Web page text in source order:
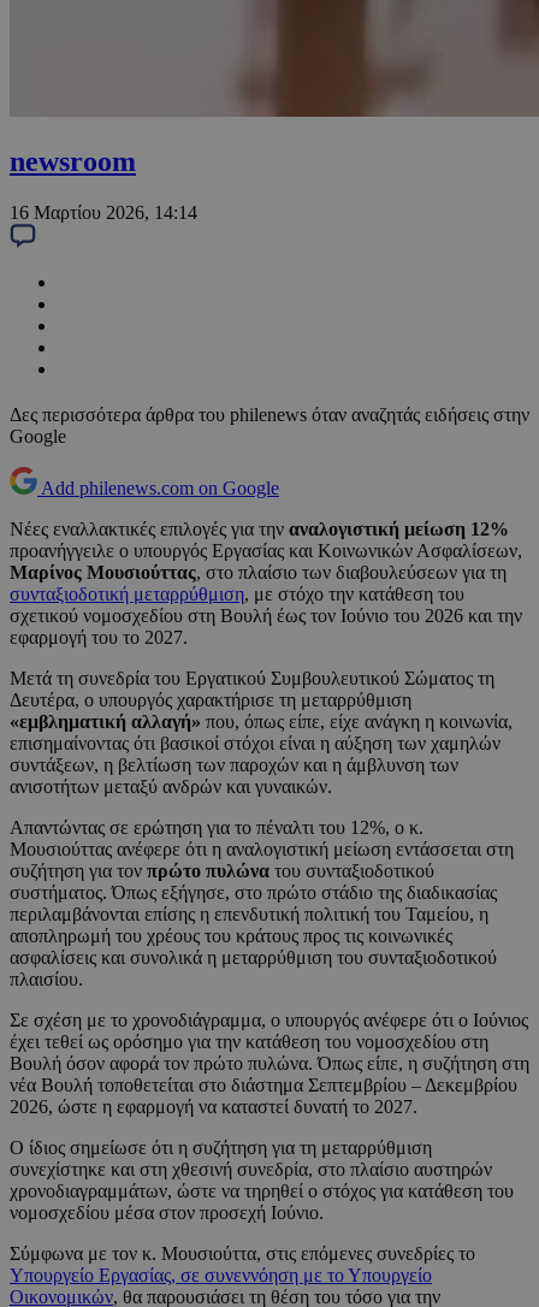
newsroom
16 Μαρτίου 2026, 14:14
Δες περισσότερα άρθρα του philenews όταν αναζητάς ειδήσεις στην
Google
Add philenews.com on Google
Νέες εναλλακτικές επιλογές για την αναλογιστική μείωση 12%
προανήγγειλε ο υπουργός Εργασίας και Κοινωνικών Ασφαλίσεων,
Μαρίνος Μουσιούττας, στο πλαίσιο των διαβουλεύσεων για τη
συνταξιοδοτική μεταρρύθμιση, με στόχο την κατάθεση του
σχετικού νομοσχεδίου στη Βουλή έως τον Ιούνιο του 2026 και την
εφαρμογή του το 2027.
Μετά τη συνεδρία του Εργατικού Συμβουλευτικού Σώματος τη
Δευτέρα, ο υπουργός χαρακτήρισε τη μεταρρύθμιση
«εμβληματική αλλαγή» που, όπως είπε, είχε ανάγκη η κοινωνία,
επισημαίνοντας ότι βασικοί στόχοι είναι η αύξηση των χαμηλών
συντάξεων, η βελτίωση των παροχών και η άμβλυνση των
ανισοτήτων μεταξύ ανδρών και γυναικών.
Απαντώντας σε ερώτηση για το πέναλτι του 12%, ο κ.
Μουσιούττας ανέφερε ότι η αναλογιστική μείωση εντάσσεται στη
συζήτηση για τον πρώτο πυλώνα του συνταξιοδοτικού
συστήματος. Όπως εξήγησε, στο πρώτο στάδιο της διαδικασίας
περιλαμβάνονται επίσης η επενδυτική πολιτική του Ταμείου, η
αποπληρωμή του χρέους του κράτους προς τις κοινωνικές
ασφαλίσεις και συνολικά η μεταρρύθμιση του συνταξιοδοτικού
πλαισίου.
Σε σχέση με το χρονοδιάγραμμα, ο υπουργός ανέφερε ότι ο Ιούνιος
έχει τεθεί ως ορόσημο για την κατάθεση του νομοσχεδίου στη
Βουλή όσον αφορά τον πρώτο πυλώνα. Όπως είπε, η συζήτηση στη
νέα Βουλή τοποθετείται στο διάστημα Σεπτεμβρίου – Δεκεμβρίου
2026, ώστε η εφαρμογή να καταστεί δυνατή το 2027.
Ο ίδιος σημείωσε ότι η συζήτηση για τη μεταρρύθμιση
συνεχίστηκε και στη χθεσινή συνεδρία, στο πλαίσιο αυστηρών
χρονοδιαγραμμάτων, ώστε να τηρηθεί ο στόχος για κατάθεση του
νομοσχεδίου μέσα στον προσεχή Ιούνιο.
Σύμφωνα με τον κ. Μουσιούττα, στις επόμενες συνεδρίες το
Υπουργείο Εργασίας, σε συνεννόηση με το Υπουργείο
Οικονομικών, θα παρουσιάσει τη θέση του τόσο για την